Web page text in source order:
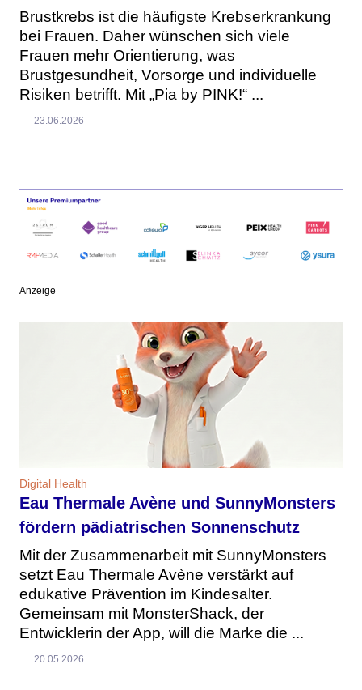
Brustkrebs ist die häufigste Krebserkrankung
bei Frauen. Daher wünschen sich viele
Frauen mehr Orientierung, was
Brustgesundheit, Vorsorge und individuelle
Risiken betrifft. Mit „Pia by PINK!“ ...
23.06.2026
Anzeige
Digital Health
Eau Thermale Avène und SunnyMonsters
fördern pädiatrischen Sonnenschutz
Mit der Zusammenarbeit mit SunnyMonsters
setzt Eau Thermale Avène verstärkt auf
edukative Prävention im Kindesalter.
Gemeinsam mit MonsterShack, der
Entwicklerin der App, will die Marke die ...
20.05.2026